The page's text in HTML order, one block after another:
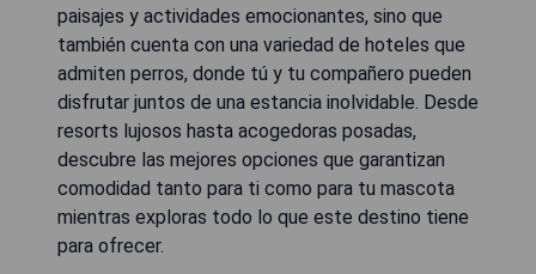
paisajes y actividades emocionantes, sino que
también cuenta con una variedad de hoteles que
admiten perros, donde tú y tu compañero pueden
disfrutar juntos de una estancia inolvidable. Desde
resorts lujosos hasta acogedoras posadas,
descubre las mejores opciones que garantizan
comodidad tanto para ti como para tu mascota
mientras exploras todo lo que este destino tiene
para ofrecer.